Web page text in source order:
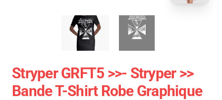
Stryper GRFT5 >>- Stryper >>
Bande T-Shirt Robe Graphique